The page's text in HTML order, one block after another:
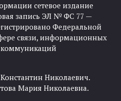
сетевое издание
запись ЭЛ № ФС 77 —
Федеральной
связи, информационных
коммуникаций
Николаевич.
Мария Николаевна.